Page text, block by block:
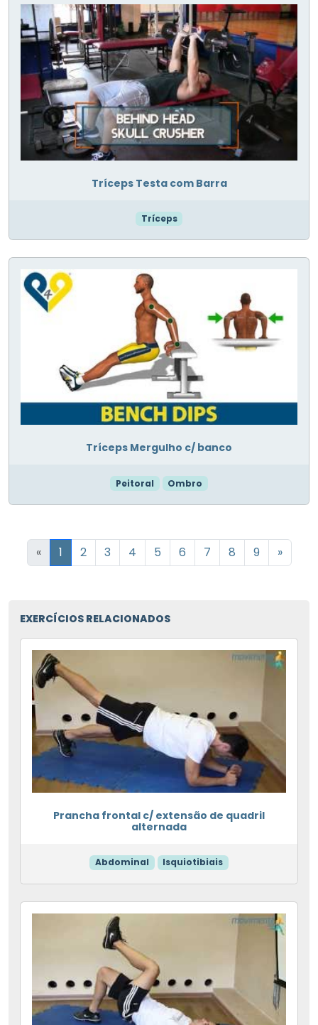
Tríceps Testa com Barra
Tríceps
Tríceps Mergulho c/ banco
Peitoral Ombro
« 1 2 3 4 5 6 7 8 9 »
EXERCÍCIOS RELACIONADOS
Prancha frontal c/ extensão de quadril
alternada
Abdominal Isquiotibiais